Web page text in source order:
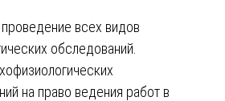
всех видов
обследований.
на право ведения работ в